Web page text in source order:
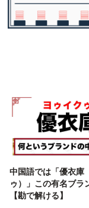
中国語では「優衣庫
ゥ）」この有名ブラ
【勘で解ける】